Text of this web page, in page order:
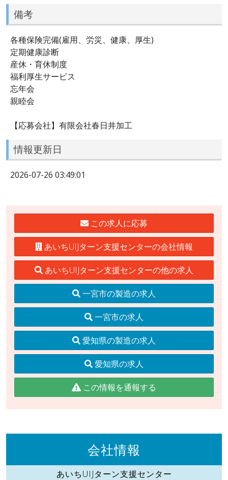
備考
各種保険完備(雇用、労災、健康、厚生)
定期健康診断
産休・育休制度
福利厚生サービス
忘年会
親睦会
【応募会社】有限会社春日井加工
情報更新日
2026-07-26 03:49:01
この求人に応募
あいちUIJターン支援センターの会社情報
あいちUIJターン支援センターの他の求人
一宮市の製造の求人
一宮市の求人
愛知県の製造の求人
愛知県の求人
この情報を通報する
会社情報
あいちUIJターン支援センター